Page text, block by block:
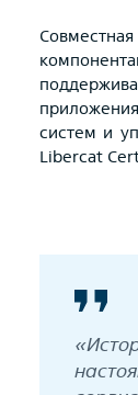
систем и
Libercat